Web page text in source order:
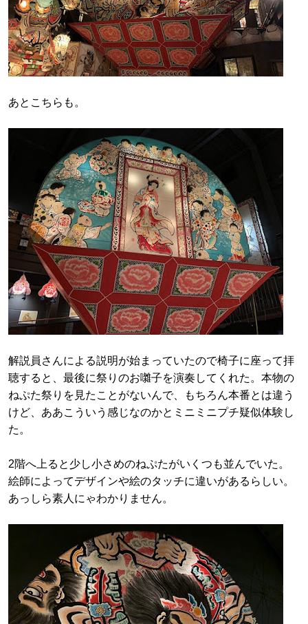
あとこちらも。
解説員さんによる説明が始まっていたので椅子に座って拝
聴すると、最後に祭りのお囃子を演奏してくれた。本物の
ねぷた祭りを見たことがないんで、もちろん本番とは違う
けど、ああこういう感じなのかとミニミニプチ疑似体験し
た。
2階へ上ると少し小さめのねぷたがいくつも並んでいた。
絵師によってデザインや絵のタッチに違いがあるらしい。
あっしら素人にゃわかりません。